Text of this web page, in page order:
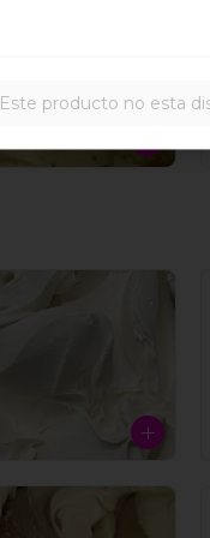
Este producto no esta